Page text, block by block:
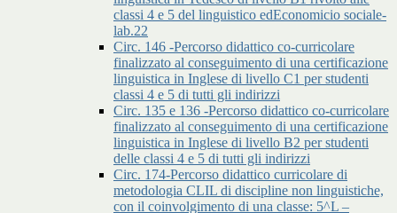
classi 4 e 5 del linguistico edEconomicio sociale-
lab.22
Circ. 146 -Percorso didattico co-curricolare
finalizzato al conseguimento di una certificazione
linguistica in Inglese di livello C1 per studenti
classi 4 e 5 di tutti gli indirizzi
Circ. 135 e 136 -Percorso didattico co-curricolare
finalizzato al conseguimento di una certificazione
linguistica in Inglese di livello B2 per studenti
delle classi 4 e 5 di tutti gli indirizzi
Circ. 174-Percorso didattico curricolare di
metodologia CLIL di discipline non linguistiche,
con il coinvolgimento di una classe: 5^L –